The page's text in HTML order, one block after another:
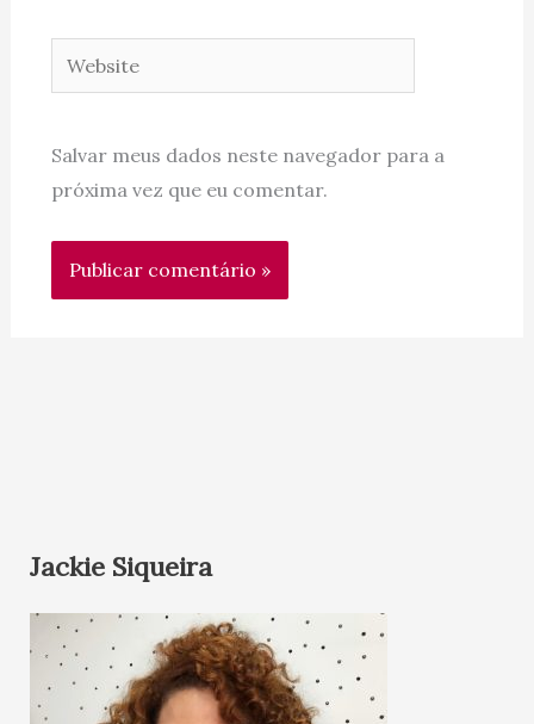
Website
Salvar meus dados neste navegador para a
próxima vez que eu comentar.
Jackie Siqueira